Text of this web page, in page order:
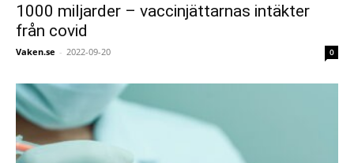
1000 miljarder – vaccinjättarnas intäkter
från covid
Vaken.se - 2022-09-20 0